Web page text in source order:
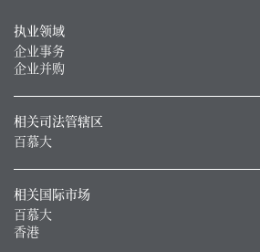
执业领域
企业事务
企业并购
相关司法管辖区
百慕大
相关国际市场
百慕大
香港